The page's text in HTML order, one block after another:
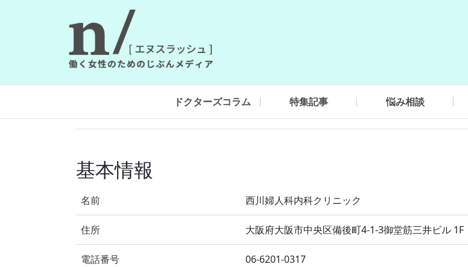
ドクターズコラム 特集記事 悩み相談
基本情報
名前 西川婦人科内科クリニック
住所 大阪府大阪市中央区備後町4-1-3御堂筋三井ビル 1F
電話番号 06-6201-0317